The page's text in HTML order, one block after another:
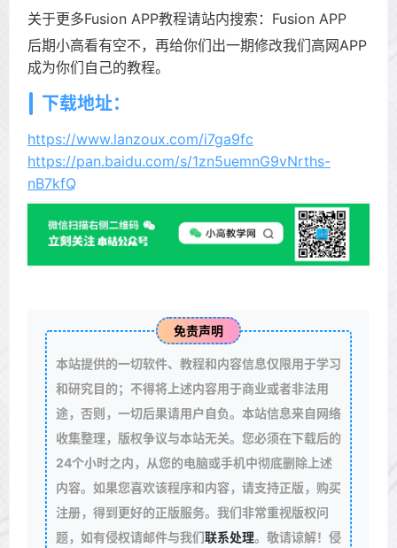
关于更多Fusion APP教程请站内搜索：Fusion APP
后期小高看有空不，再给你们出一期修改我们高网APP
成为你们自己的教程。
下载地址：
https://www.lanzoux.com/i7ga9fc
https://pan.baidu.com/s/1zn5uemnG9vNrths-
nB7kfQ
免责声明
本站提供的一切软件、教程和内容信息仅限用于学习
和研究目的；不得将上述内容用于商业或者非法用
途，否则，一切后果请用户自负。本站信息来自网络
收集整理，版权争议与本站无关。您必须在下载后的
24个小时之内，从您的电脑或手机中彻底删除上述
内容。如果您喜欢该程序和内容，请支持正版，购买
注册，得到更好的正版服务。我们非常重视版权问
题，如有侵权请邮件与我们联系处理。敬请谅解！侵